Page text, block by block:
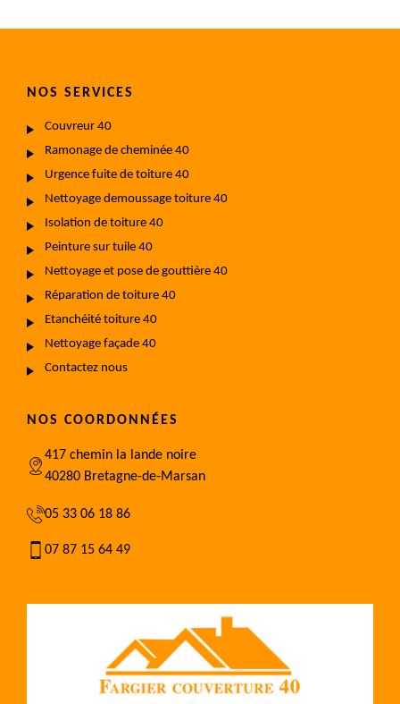
NOS SERVICES
Couvreur 40
Ramonage de cheminée 40
Urgence fuite de toiture 40
Nettoyage demoussage toiture 40
Isolation de toiture 40
Peinture sur tuile 40
Nettoyage et pose de gouttière 40
Réparation de toiture 40
Etanchéité toiture 40
Nettoyage façade 40
Contactez nous
NOS COORDONNÉES
417 chemin la lande noire
40280 Bretagne-de-Marsan
05 33 06 18 86
07 87 15 64 49